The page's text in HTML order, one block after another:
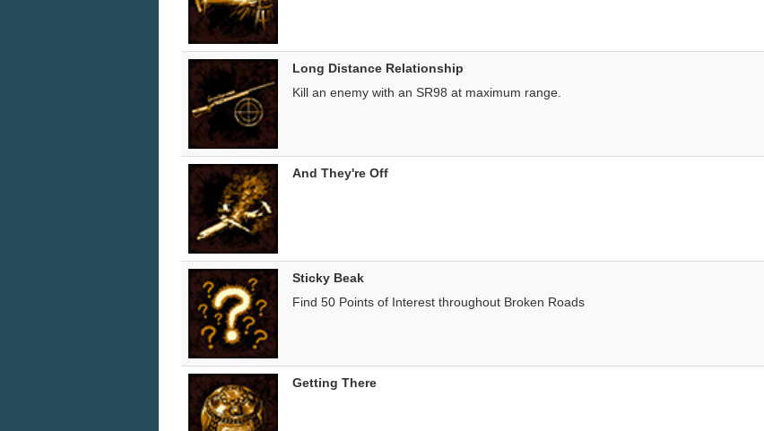
Long Distance Relationship
Kill an enemy with an SR98 at maximum range.
And They're Off
Sticky Beak
Find 50 Points of Interest throughout Broken Roads
Getting There